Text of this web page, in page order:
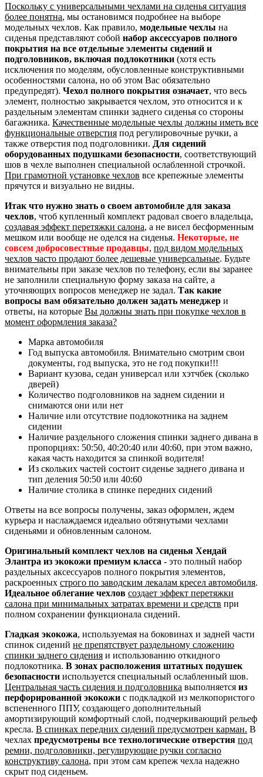
Поскольку с универсальными чехлами на сиденья ситуация
более понятна, мы остановимся подробнее на выборе
модельных чехлов. Как правило, модельные чехлы на
сиденья представляют собой набор аксессуаров полного
покрытия на все отдельные элементы сидений и
подголовников, включая подлокотники (хотя есть
исключения по моделям, обусловленные конструктивными
особенностями салона, но об этом Вас обязательно
предупредят). Чехол полного покрытия означает, что весь
элемент, полностью закрывается чехлом, это относится и к
раздельным элементам спинки заднего сиденья со стороны
багажника. Качественные модельные чехлы должны иметь все
функциональные отверстия под регулировочные ручки, а
также отверстия под подголовники. Для сидений
оборудованных подушками безопасности, соответствующий
шов в чехле выполнен специальной ослабленной строчкой.
При грамотной установке чехлов все крепежные элементы
прячутся и визуально не видны.
Итак что нужно знать о своем автомобиле для заказа
чехлов, чтоб купленный комплект радовал своего владельца,
создавая эффект перетяжки салона, а не висел бесформенным
мешком или вообще не оделся на сиденья. Некоторые, не
совсем добросовестные продавцы, под видом модельных
чехлов часто продают более дешевые универсальные. Будьте
внимательны при заказе чехлов по телефону, если вы заранее
не заполнили специальную форму заказа на сайте, а
уточняющих вопросов менеджер не задал. Так какие
вопросы вам обязательно должен задать менеджер и
ответы, на которые Вы должны знать при покупке чехлов в
момент оформления заказа?
Марка автомобиля
Год выпуска автомобиля. Внимательно смотрим свои
документы, год выпуска, это не год покупки!!!
Вариант кузова, седан универсал или хэтчбек (сколько
дверей)
Количество подголовников на заднем сидении и
снимаются они или нет
Наличие или отсутствие подлокотника на заднем
сидении
Наличие раздельного сложения спинки заднего дивана в
пропорциях: 50:50, 40:20:40 или 40:60, при этом важно,
какая часть находится за спинкой водителя!
Из скольких частей состоит сиденье заднего дивана и
тип деления 50:50 или 40:60
Наличие столика в спинке передних сидений
Ответы на все вопросы получены, заказ оформлен, ждем
курьера и наслаждаемся идеально обтянутыми чехлами
сиденьями и обновленным салоном.
Оригинальный комплект чехлов на сиденья Хендай
Элантра из экокожи премиум класса - это полный набор
раздельных аксессуаров полного покрытия элементов,
раскроенных строго по заводским лекалам кресел автомобиля.
Идеальное облегание чехлов создает эффект перетяжки
салона при минимальных затратах времени и средств при
полном сохранении функционала сидений.
Гладкая экокожа, используемая на боковинах и задней части
спинок сидений не препятствует раздельному сложению
спинки заднего сидения и использованию откидного
подлокотника. В зонах расположения штатных подушек
безопасности используется специальный ослабленный шов.
Центральная часть сидения и подголовника выполняется из
перфорированной экокожи с подкладкой из мелкопористого
вспененного ППУ, создающего дополнительный
амортизирующий комфортный слой, подчеркивающий рельеф
кресла. В спинках передних сидений предусмотрен карман. В
чехлах предусмотрены все технологические отверстия под
ремни, подголовники, регулирующие ручки согласно
конструктиву салона, при этом сам крепеж чехла надежно
скрыт под сиденьем.